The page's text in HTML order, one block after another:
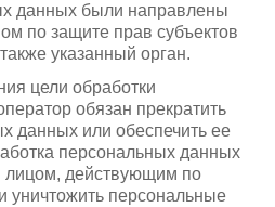
данных были направлены
по защите прав субъектов
указанный орган.
цели обработки
обязан прекратить
данных или обеспечить ее
персональных данных
лицом, действующим по
уничтожить персональные